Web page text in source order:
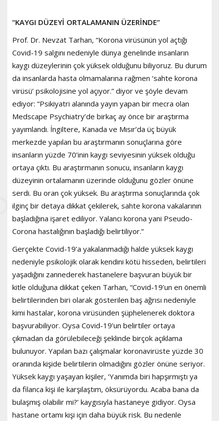
“KAYGI DÜZEYİ ORTALAMANIN ÜZERİNDE”
Prof. Dr. Nevzat Tarhan, “Korona virüsünün yol açtığı
Covid-19 salgını nedeniyle dünya genelinde insanların
kaygı düzeylerinin çok yüksek olduğunu biliyoruz. Bu durum
da insanlarda hasta olmamalarına rağmen ‘sahte korona
virüsü’ psikolojisine yol açıyor.” diyor ve şöyle devam
ediyor: “Psikiyatri alanında yayın yapan bir mecra olan
Medscape Psychiatry’de birkaç ay önce bir araştırma
yayımlandı. İngiltere, Kanada ve Mısır’da üç büyük
merkezde yapılan bu araştırmanın sonuçlarına göre
insanların yüzde 70’inin kaygı seviyesinin yüksek olduğu
ortaya çıktı. Bu araştırmanın sonucu, insanların kaygı
düzeyinin ortalamanın üzerinde olduğunu gözler önüne
serdi. Bu oran çok yüksek. Bu araştırma sonuçlarında çok
ilginç bir detaya dikkat çekilerek, sahte korona vakalarının
başladığına işaret ediliyor. Yalancı korona yani Pseudo-
Corona hastalığının başladığı belirtiliyor.”
Gerçekte Covid-19’a yakalanmadığı halde yüksek kaygı
nedeniyle psikolojik olarak kendini kötü hisseden, belirtileri
yaşadığını zannederek hastanelere başvuran büyük bir
kitle olduğuna dikkat çeken Tarhan, “Covid-19’un en önemli
belirtilerinden biri olarak gösterilen baş ağrısı nedeniyle
kimi hastalar, korona virüsünden şüphelenerek doktora
başvurabiliyor. Oysa Covid-19’un belirtiler ortaya
çıkmadan da görülebileceği şeklinde birçok açıklama
bulunuyor. Yapılan bazı çalışmalar koronavirüste yüzde 30
oranında kişide belirtilerin olmadığını gözler önüne seriyor.
Yüksek kaygı yaşayan kişiler, ‘Yanımda biri hapşırmıştı ya
da filanca kişi ile karşılaştım, öksürüyordu. Acaba bana da
bulaşmış olabilir mi?’ kaygısıyla hastaneye gidiyor. Oysa
hastane ortamı kişi için daha büyük risk. Bu nedenle